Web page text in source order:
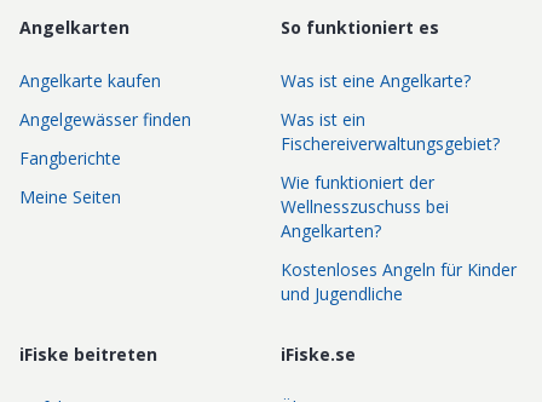
Angelkarten
Angelkarte kaufen
Angelgewässer finden
Fangberichte
Meine Seiten
So funktioniert es
Was ist eine Angelkarte?
Was ist ein
Fischereiverwaltungsgebiet?
Wie funktioniert der
Wellnesszuschuss bei
Angelkarten?
Kostenloses Angeln für Kinder
und Jugendliche
iFiske beitreten iFiske.se